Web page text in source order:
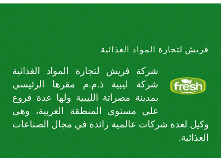
فريش لتجارة المواد الغذائية
شركة فريش لتجارة المواد الغذائية
شركة ليبية ذ.م.م مقرها الرئيسي
بمدينة مصراتة الليبية ولها عدة فروع
على مستوى المنطقة الغربية، وهى
وكيل لعدة شركات عالمية رائدة في مجال الصناعات
الغذائية.